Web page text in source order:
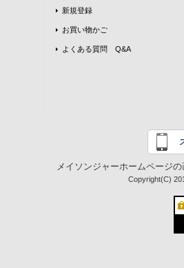
新規登録
お買い物かご
よくある質問 Q&A
メイソンジャーホームページ
Copyright(C)